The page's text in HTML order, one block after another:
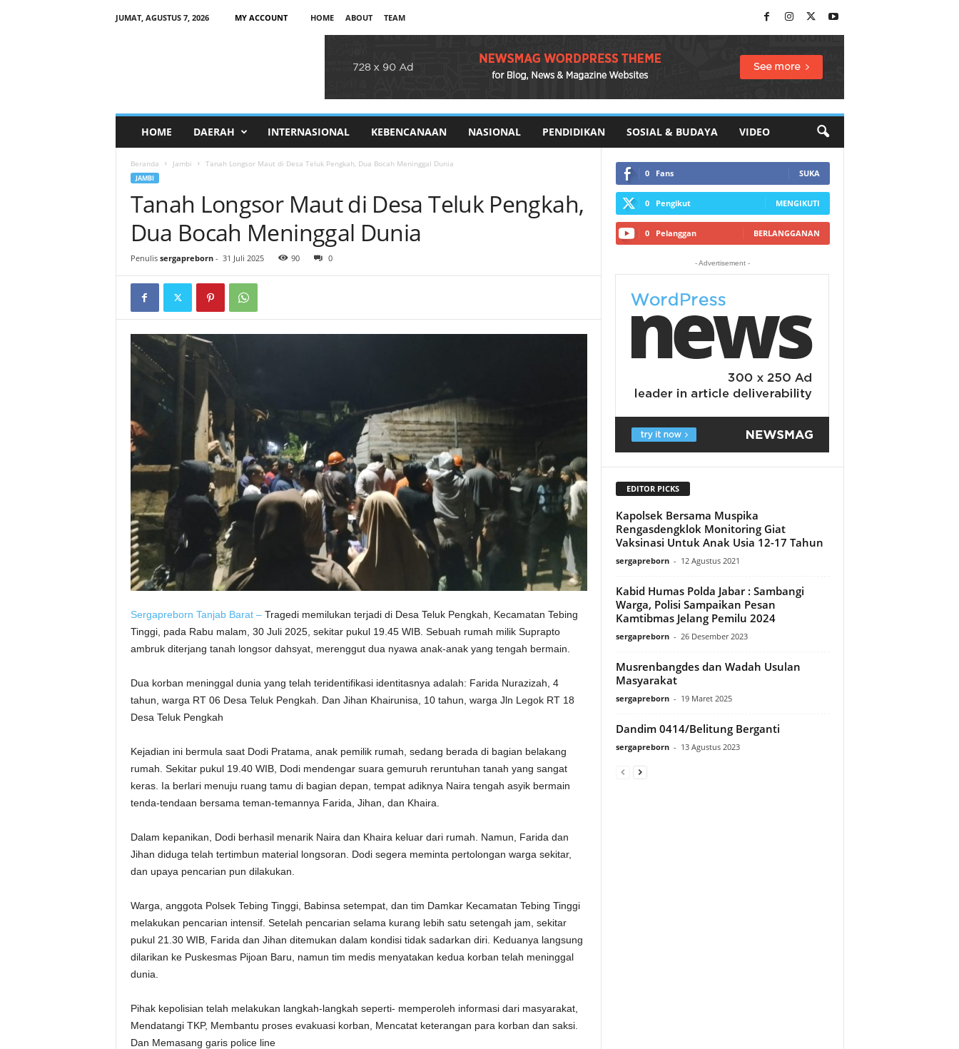
JUMAT, AGUSTUS 7, 2026 MY ACCOUNT HOME ABOUT TEAM
HOME DAERAH INTERNASIONAL KEBENCANAAN NASIONAL PENDIDIKAN SOSIAL & BUDAYA VIDEO
Beranda Jambi Tanah Longsor Maut di Desa Teluk Pengkah, Dua Bocah Meninggal Dunia
JAMBI
Tanah Longsor Maut di Desa Teluk Pengkah,
Dua Bocah Meninggal Dunia
Penulis sergapreborn- 31 Juli 2025 90 0
Sergapreborn Tanjab Barat –Tragedi memilukan terjadi di Desa Teluk Pengkah, Kecamatan Tebing
Tinggi, pada Rabu malam, 30 Juli 2025, sekitar pukul 19.45 WIB. Sebuah rumah milik Suprapto
ambruk diterjang tanah longsor dahsyat, merenggut dua nyawa anak-anak yang tengah bermain.
Dua korban meninggal dunia yang telah teridentifikasi identitasnya adalah: Farida Nurazizah, 4
tahun, warga RT 06 Desa Teluk Pengkah. Dan Jihan Khairunisa, 10 tahun, warga Jln Legok RT 18
Desa Teluk Pengkah
Kejadian ini bermula saat Dodi Pratama, anak pemilik rumah, sedang berada di bagian belakang
rumah. Sekitar pukul 19.40 WIB, Dodi mendengar suara gemuruh reruntuhan tanah yang sangat
keras. Ia berlari menuju ruang tamu di bagian depan, tempat adiknya Naira tengah asyik bermain
tenda-tendaan bersama teman-temannya Farida, Jihan, dan Khaira.
Dalam kepanikan, Dodi berhasil menarik Naira dan Khaira keluar dari rumah. Namun, Farida dan
Jihan diduga telah tertimbun material longsoran. Dodi segera meminta pertolongan warga sekitar,
dan upaya pencarian pun dilakukan.
Warga, anggota Polsek Tebing Tinggi, Babinsa setempat, dan tim Damkar Kecamatan Tebing Tinggi
melakukan pencarian intensif. Setelah pencarian selama kurang lebih satu setengah jam, sekitar
pukul 21.30 WIB, Farida dan Jihan ditemukan dalam kondisi tidak sadarkan diri. Keduanya langsung
dilarikan ke Puskesmas Pijoan Baru, namun tim medis menyatakan kedua korban telah meninggal
dunia.
Pihak kepolisian telah melakukan langkah-langkah seperti- memperoleh informasi dari masyarakat,
Mendatangi TKP, Membantu proses evakuasi korban, Mencatat keterangan para korban dan saksi.
Dan Memasang garis police line
0 Fans SUKA
0 Pengikut MENGIKUTI
0 Pelanggan BERLANGGANAN
- Advertisement -
EDITOR PICKS
Kapolsek Bersama Muspika
Rengasdengklok Monitoring Giat
Vaksinasi Untuk Anak Usia 12-17 Tahun
sergapreborn - 12 Agustus 2021
Kabid Humas Polda Jabar : Sambangi
Warga, Polisi Sampaikan Pesan
Kamtibmas Jelang Pemilu 2024
sergapreborn - 26 Desember 2023
Musrenbangdes dan Wadah Usulan
Masyarakat
sergapreborn - 19 Maret 2025
Dandim 0414/Belitung Berganti
sergapreborn - 13 Agustus 2023